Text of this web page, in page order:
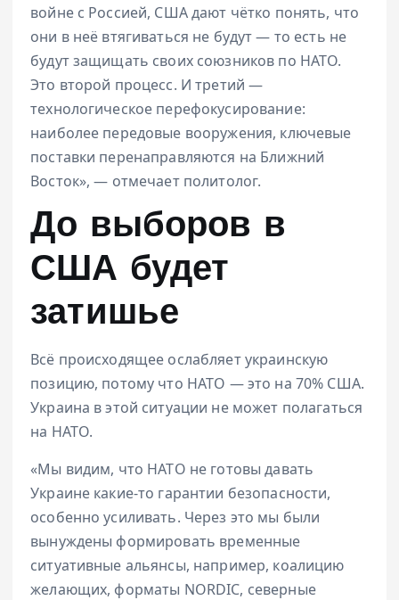
войне с Россией, США дают чётко понять, что
они в неё втягиваться не будут — то есть не
будут защищать своих союзников по НАТО.
Это второй процесс. И третий —
технологическое перефокусирование:
наиболее передовые вооружения, ключевые
поставки перенаправляются на Ближний
Восток», — отмечает политолог.
До выборов в
США будет
затишье
Всё происходящее ослабляет украинскую
позицию, потому что НАТО — это на 70% США.
Украина в этой ситуации не может полагаться
на НАТО.
«Мы видим, что НАТО не готовы давать
Украине какие-то гарантии безопасности,
особенно усиливать. Через это мы были
вынуждены формировать временные
ситуативные альянсы, например, коалицию
желающих, форматы NORDIC, северные